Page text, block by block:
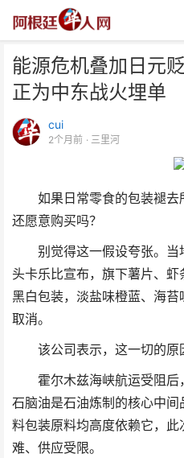
能源危机叠加日元
正为中东战火埋单
cui
2个月前 · 三里河
如果日常零食的包装褪去
还愿意购买吗？
别觉得这一假设夸张。当
头卡乐比宣布，旗下薯片、
黑白包装，淡盐味橙蓝、海
取消。
该公司表示，这一切的原
霍尔木兹海峡航运受阻后
石脑油是石油炼制的核心中
料包装原料均高度依赖它，
难、供应受限。
经济正为中东战火埋单